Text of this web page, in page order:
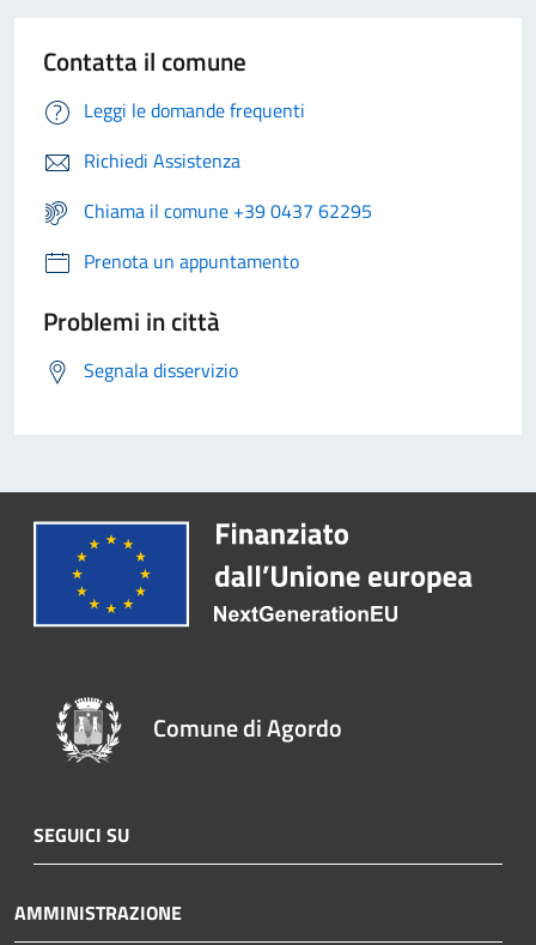
Contatta il comune
Leggi le domande frequenti
Richiedi Assistenza
Chiama il comune +39 0437 62295
Prenota un appuntamento
Problemi in città
Segnala disservizio
Comune di Agordo
SEGUICI SU
AMMINISTRAZIONE